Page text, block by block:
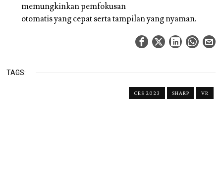
memungkinkan pemfokusan
otomatis yang cepat serta tampilan yang nyaman.
TAGS:
CES 2023 SHARP VR